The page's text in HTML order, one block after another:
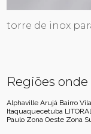
torre de inox
Regiões onde
Alphaville Arujá Bairro
Itaquaquecetuba
Paulo Zona Oeste Zona